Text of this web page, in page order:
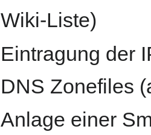
Wiki-Liste)
Eintragung der
DNS Zonefiles
Anlage einer